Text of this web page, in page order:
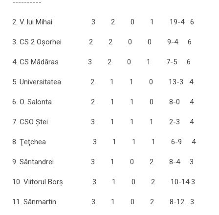
----------
2. V. lui Mihai 3 2 0 1 19-4 6
3. CS 2 Oşorhei 2 2 0 0 9-4 6
4. CS Mădăras 3 2 0 1 7-5 6
5. Universitatea 2 1 1 0 13-3 4
6. O. Salonta 2 1 1 0 8-0 4
7. CSO Ştei 3 1 1 1 2-3 4
8. Ţeţchea 3 1 1 1 6-9 4
9. Sântandrei 3 1 0 2 8-4 3
10. Viitorul Borş 3 1 0 2 10-14 3
11. Sânmartin 3 1 0 2 8-12 3